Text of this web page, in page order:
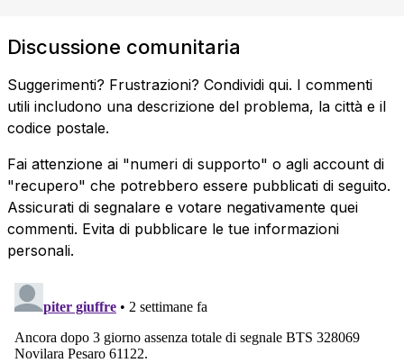
Discussione comunitaria
Suggerimenti? Frustrazioni? Condividi qui. I commenti
utili includono una descrizione del problema, la città e il
codice postale.
Fai attenzione ai "numeri di supporto" o agli account di
"recupero" che potrebbero essere pubblicati di seguito.
Assicurati di segnalare e votare negativamente quei
commenti. Evita di pubblicare le tue informazioni
personali.